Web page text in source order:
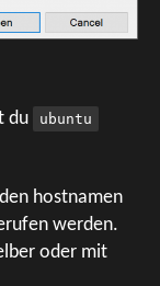
du ubuntu
hostnamen
werden.
oder mit